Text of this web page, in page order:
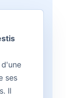
ses
Il